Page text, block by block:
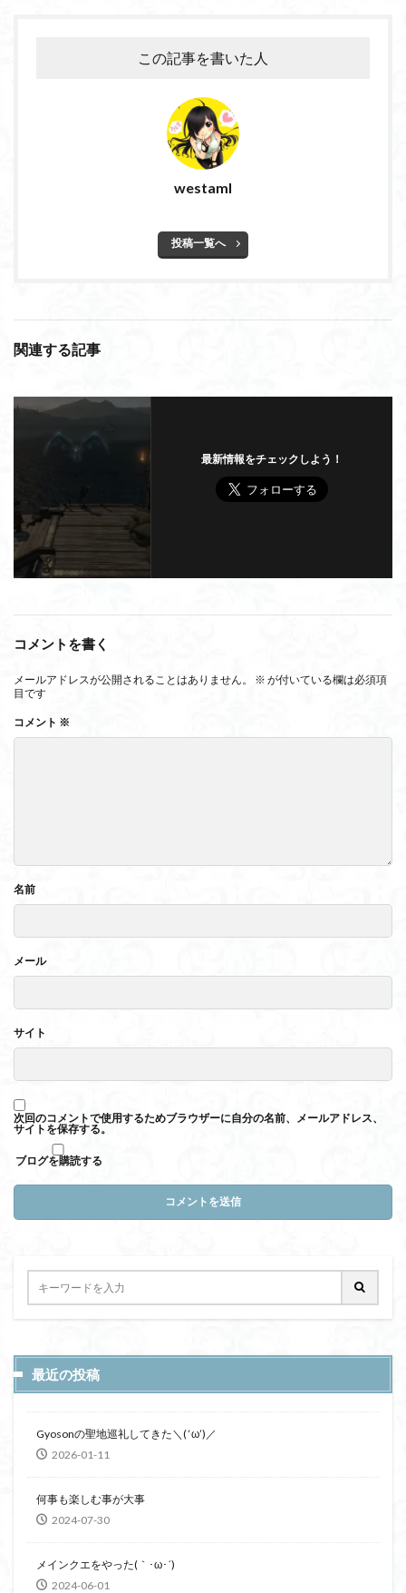
この記事を書いた人
westaml
投稿一覧へ
関連する記事
最新情報をチェックしよう！
コメントを書く
メールアドレスが公開されることはありません。 ※ が付いている欄は必須項
目です
コメント ※
名前
メール
サイト
次回のコメントで使用するためブラウザーに自分の名前、メールアドレス、
サイトを保存する。
ブログを購読する
最近の投稿
Gyosonの聖地巡礼してきた＼( ‘ω’)／
2026-01-11
何事も楽しむ事が大事
2024-07-30
メインクエをやった(｀･ω･´)
2024-06-01